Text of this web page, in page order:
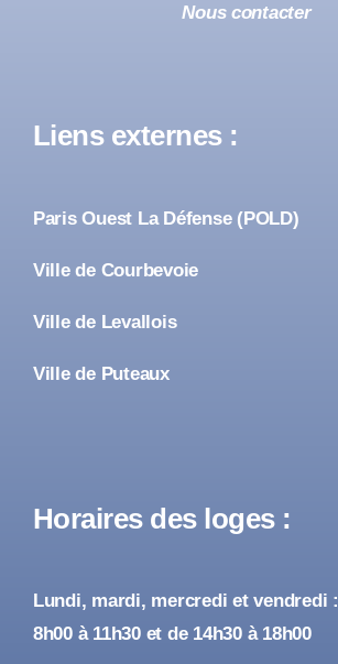
Nous contacter
Liens externes :
Paris Ouest La Défense (POLD)
Ville de Courbevoie
Ville de Levallois
Ville de Puteaux
Horaires des loges :
Lundi, mardi, mercredi et vendredi :
8h00 à 11h30 et de 14h30 à 18h00